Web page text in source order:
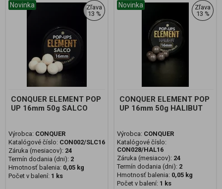
Novinka
Zľava
13 %
CONQUER ELEMENT POP
UP 16mm 50g SALCO
Výrobca: CONQUER
Katalógové číslo: CON002/SLC16
Záruka (mesiacov): 24
Termín dodania (dni): 2
Hmotnosť balenia: 0,05 kg
Počet v balení: 1 ks
Novinka
Zľava
13 %
CONQUER ELEMENT POP
UP 16mm 50g HALIBUT
Výrobca: CONQUER
Katalógové číslo:
CON028/HAL16
Záruka (mesiacov): 24
Termín dodania (dni): 2
Hmotnosť balenia: 0,05 kg
Počet v balení: 1 ks